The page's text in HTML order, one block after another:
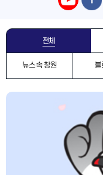
전체
뉴스 속 창원 블